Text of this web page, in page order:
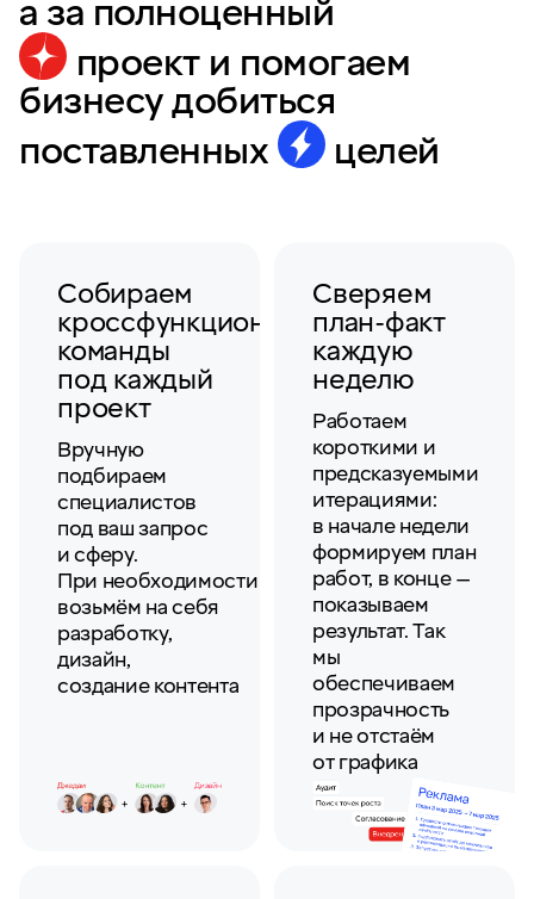
а за полноценный
проекти помогаем
бизнесу добиться
поставленных
целей
Собираем
кроссфункциональные
команды
под каждый
проект
Вручную
подбираем
специалистов
под ваш запрос
и сферу.
При необходимости
возьмём на себя
разработку,
дизайн,
создание контента
Сверяем
план-факт
каждую
неделю
Работаем
короткими и
предсказуемыми
итерациями:
в начале недели
формируем план
работ, в конце —
показываем
результат. Так
мы
обеспечиваем
прозрачность
и не отстаём
от графика